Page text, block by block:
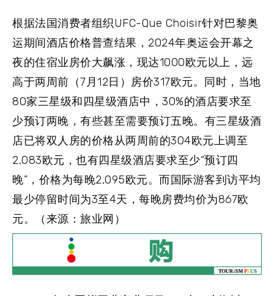
根据法国消费者组织UFC-Que Choisir针对巴黎奥
运期间酒店价格普查结果，2024年奥运会开幕之
夜的住宿业房价大飙涨，现达1000欧元以上，远
高于两周前（7月12日）房价317欧元。同时，当地
80家三星级和四星级酒店中，30%的酒店要求至
少预订两晚，有些甚至需要预订五晚。有三星级酒
店已将双人房的价格从两周前的304欧元上调至
2,083欧元，也有四星级酒店要求至少“预订四
晚”，价格为每晚2,095欧元。而国际游客到访平均
最少停留时间为3至4天，每晚房费均价为867欧
元。（来源：旅业网）